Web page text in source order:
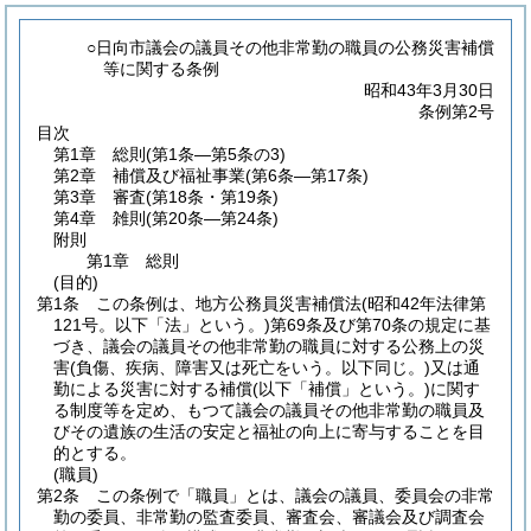
○日向市議会の議員その他非常勤の職員の公務災害補償
等に関する条例
昭和43年3月30日
条例第2号
目次
第1章
総則 (第1条―第5条の3)
第2章
補償及び福祉事業(第6条―第17条)
第3章
審査(第18条・第19条)
第4章
雑則 (第20条―第24条)
附則
第1章
総則
(目的)
第1条
この条例は、地方公務員災害補償法(昭和42年法律第
121号。以下「法」という。)第69条及び第70条の規定に基
づき、議会の議員その他非常勤の職員に対する公務上の災
害(負傷、疾病、障害又は死亡をいう。以下同じ。)又は通
勤による災害に対する補償(以下「補償」という。)に関す
る制度等を定め、もつて議会の議員その他非常勤の職員及
びその遺族の生活の安定と福祉の向上に寄与することを目
的とする。
(職員)
第2条
この条例で「職員」とは、議会の議員、委員会の非常
勤の委員、非常勤の監査委員、審査会、審議会及び調査会